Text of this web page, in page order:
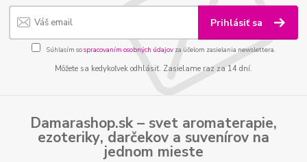
Prihlásiť sa
Súhlasím sospracovaním osobných údajov za účelom zasielania newslettera.
Môžete sa kedykoľvek odhlásiť. Zasielame raz za 14 dní.
Damarashop.sk – svet aromaterapie,
ezoteriky, darčekov a suvenírov na
jednom mieste